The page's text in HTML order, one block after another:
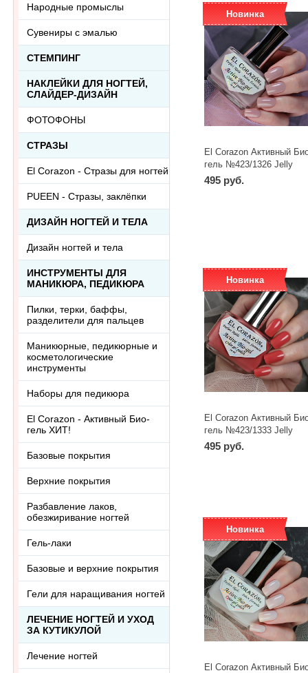
Новинка
El Corazon Активный
гель №423/1326 Jelly
Сamouflage 16 мл
495 руб.
Новинка
El Corazon Активный
гель №423/1333 Jelly
Сamouflage 16 мл
495 руб.
Новинка
El Corazon Активный
Народные промыслы
Сувениры с эмалью
СТЕМПИНГ
НАКЛЕЙКИ ДЛЯ НОГТЕЙ,
СЛАЙДЕР-ДИЗАЙН
ФОТОФОНЫ
СТРАЗЫ
El Corazon - Стразы для ногтей
PUEEN - Cтразы, заклёпки
ДИЗАЙН НОГТЕЙ И ТЕЛА
Дизайн ногтей и тела
ИНСТРУМЕНТЫ ДЛЯ
МАНИКЮРА, ПЕДИКЮРА
Пилки, терки, баффы,
разделители для пальцев
Маникюрные, педикюрные и
косметологические
инструменты
Наборы для педикюра
El Corazon - Активный Био-
гель ХИТ!
Базовые покрытия
Верхние покрытия
Разбавление лаков,
обезжиривание ногтей
Гель-лаки
Базовые и верхние покрытия
Гели для наращивания ногтей
ЛЕЧЕНИЕ НОГТЕЙ И УХОД
ЗА КУТИКУЛОЙ
Лечение ногтей